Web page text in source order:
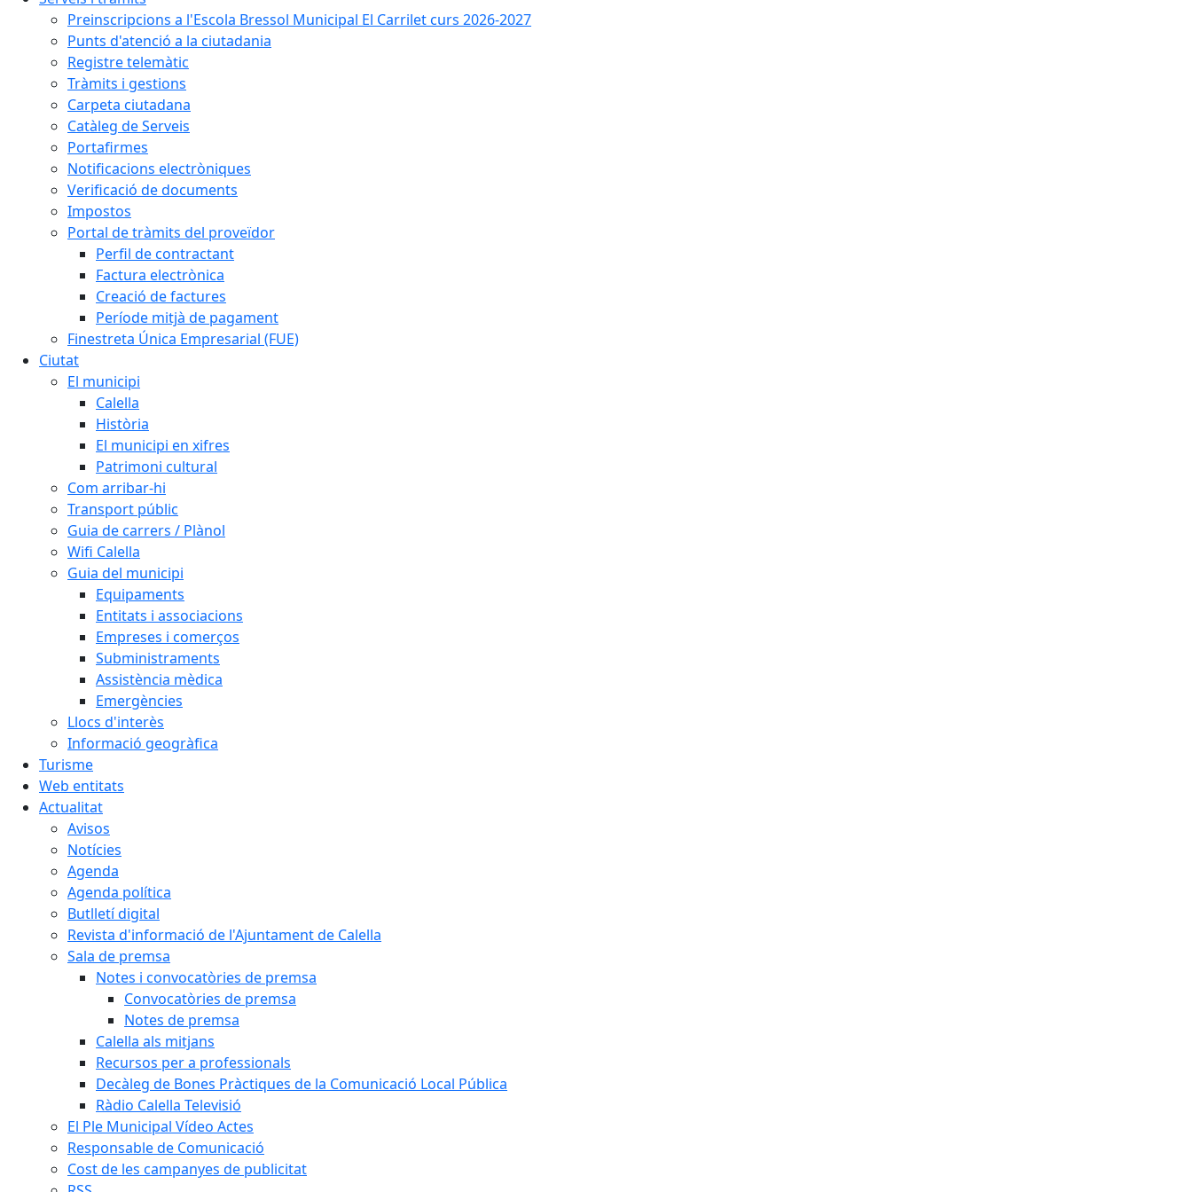
Preinscripcions a l'Escola Bressol Municipal El Carrilet curs 2026-2027
Punts d'atenció a la ciutadania
Registre telemàtic
Tràmits i gestions
Carpeta ciutadana
Catàleg de Serveis
Portafirmes
Notificacions electròniques
Verificació de documents
Impostos
Portal de tràmits del proveïdor
Perfil de contractant
Factura electrònica
Creació de factures
Període mitjà de pagament
Finestreta Única Empresarial (FUE)
Ciutat
El municipi
Calella
Història
El municipi en xifres
Patrimoni cultural
Com arribar-hi
Transport públic
Guia de carrers / Plànol
Wifi Calella
Guia del municipi
Equipaments
Entitats i associacions
Empreses i comerços
Subministraments
Assistència mèdica
Emergències
Llocs d'interès
Informació geogràfica
Turisme
Web entitats
Actualitat
Avisos
Notícies
Agenda
Agenda política
Butlletí digital
Revista d'informació de l'Ajuntament de Calella
Sala de premsa
Notes i convocatòries de premsa
Convocatòries de premsa
Notes de premsa
Calella als mitjans
Recursos per a professionals
Decàleg de Bones Pràctiques de la Comunicació Local Pública
Ràdio Calella Televisió
El Ple Municipal Vídeo Actes
Responsable de Comunicació
Cost de les campanyes de publicitat